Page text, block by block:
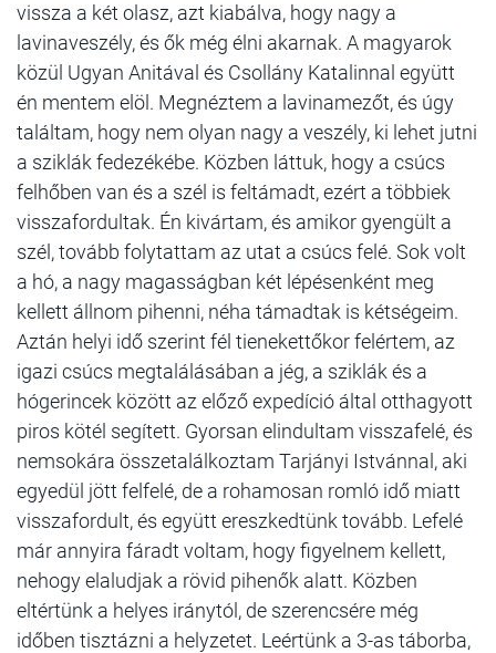
vissza a két olasz, azt kiabálva, hogy nagy a
lavinaveszély, és ők még élni akarnak. A magyarok
közül Ugyan Anitával és Csollány Katalinnal együtt
én mentem elöl. Megnéztem a lavinamezőt, és úgy
találtam, hogy nem olyan nagy a veszély, ki lehet jutni
a sziklák fedezékébe. Közben láttuk, hogy a csúcs
felhőben van és a szél is feltámadt, ezért a többiek
visszafordultak. Én kivártam, és amikor gyengült a
szél, tovább folytattam az utat a csúcs felé. Sok volt
a hó, a nagy magasságban két lépésenként meg
kellett állnom pihenni, néha támadtak is kétségeim.
Aztán helyi idő szerint fél tienekettőkor felértem, az
igazi csúcs megtalálásában a jég, a sziklák és a
hógerincek között az előző expedíció által otthagyott
piros kötél segített. Gyorsan elindultam visszafelé, és
nemsokára összetalálkoztam Tarjányi Istvánnal, aki
egyedül jött felfelé, de a rohamosan romló idő miatt
visszafordult, és együtt ereszkedtünk tovább. Lefelé
már annyira fáradt voltam, hogy figyelnem kellett,
nehogy elaludjak a rövid pihenők alatt. Közben
eltértünk a helyes iránytól, de szerencsére még
időben tisztázni a helyzetet. Leértünk a 3-as táborba,